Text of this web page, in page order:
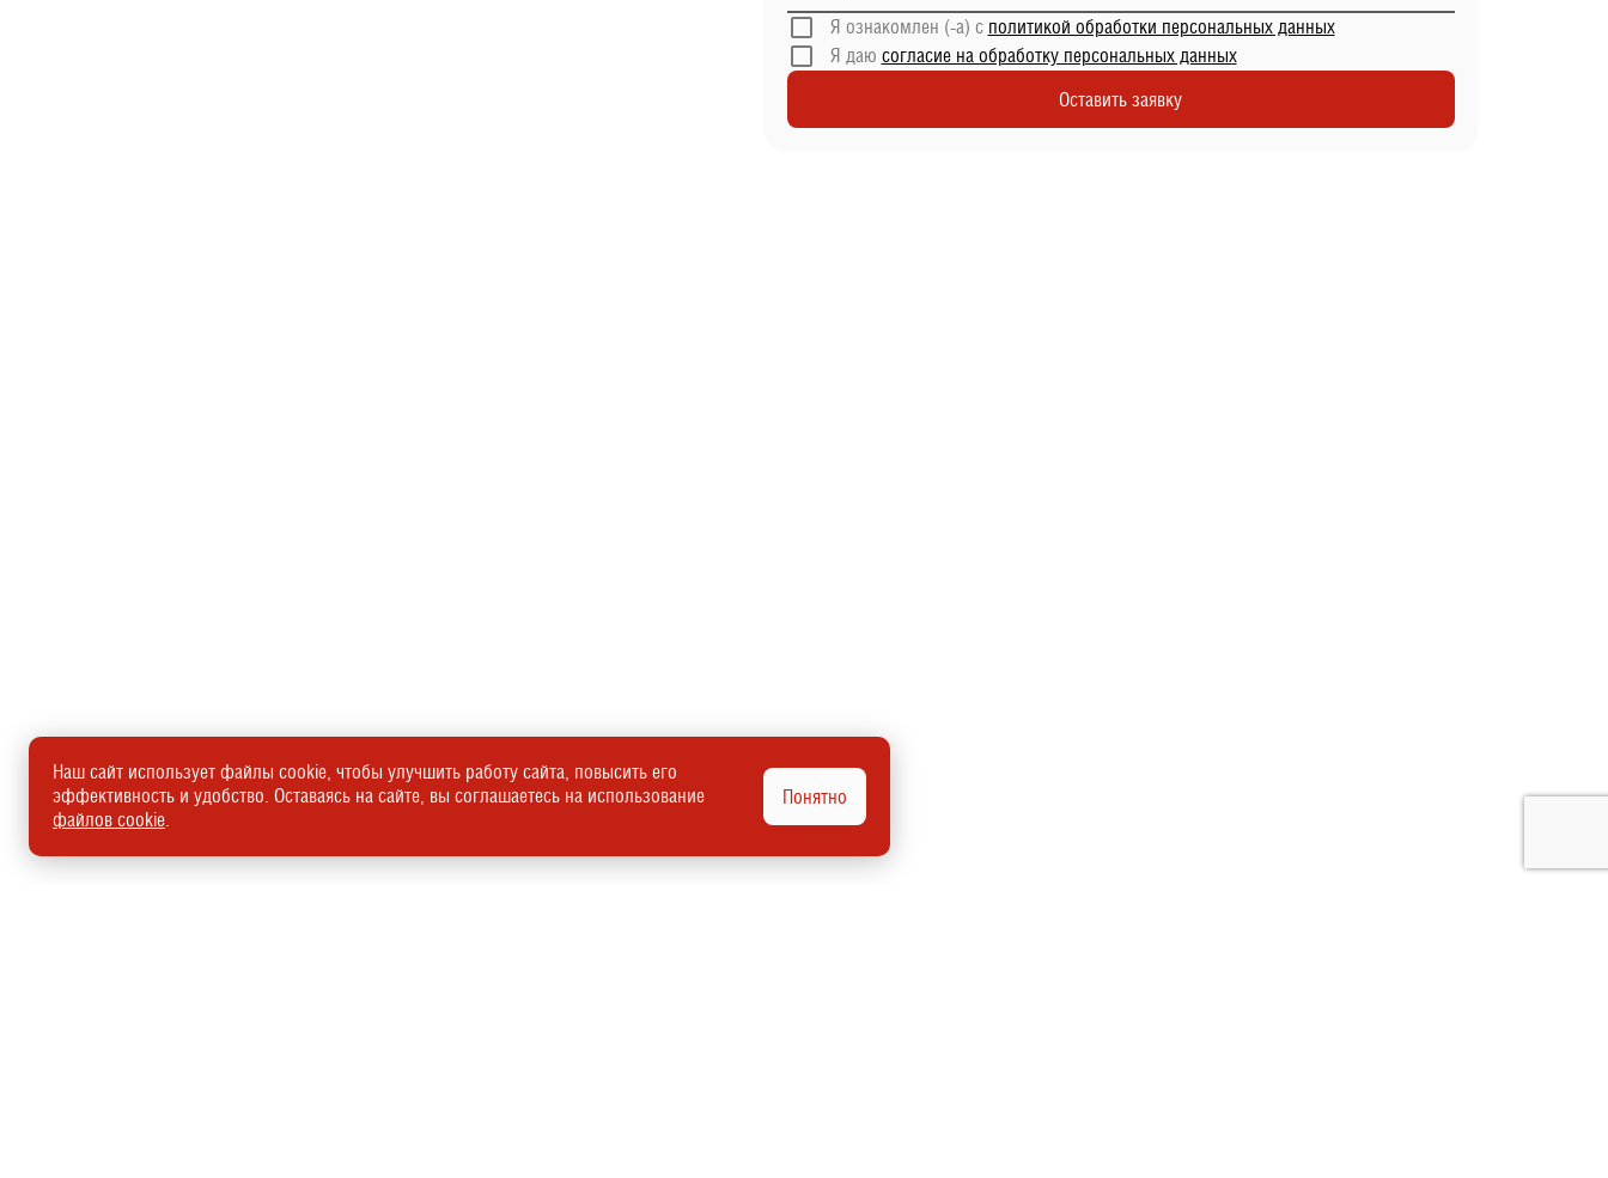
Я ознакомлен (-а) с политикой обработки персональных данных
Я даю согласие на обработку персональных данных
Оставить заявку
Наш сайт использует файлы cookie, чтобы улучшить работу сайта, повысить его
эффективность и удобство. Оставаясь на сайте, вы соглашаетесь на использование
файлов cookie.
Понятно